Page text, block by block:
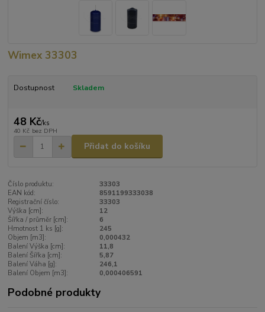
Wimex 33303
Dostupnost Skladem
48 Kč/ks
40 Kč bez DPH
Přidat do košíku
Číslo produktu:
33303
EAN kód:
8591199333038
Registrační číslo:
33303
Výška [cm]:
12
Šířka / průměr [cm]:
6
Hmotnost 1 ks [g]:
245
Objem [m3]:
0,000432
Balení Výška [cm]:
11,8
Balení Šířka [cm]:
5,87
Balení Váha [g]:
246,1
Balení Objem [m3]:
0,000406591
Podobné produkty